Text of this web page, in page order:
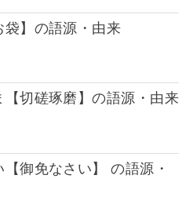
袋】の語源・由来
切磋琢磨】の語源・由来
御免なさい】 の語源・